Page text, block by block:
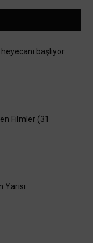
başlıyor
Filmler (31